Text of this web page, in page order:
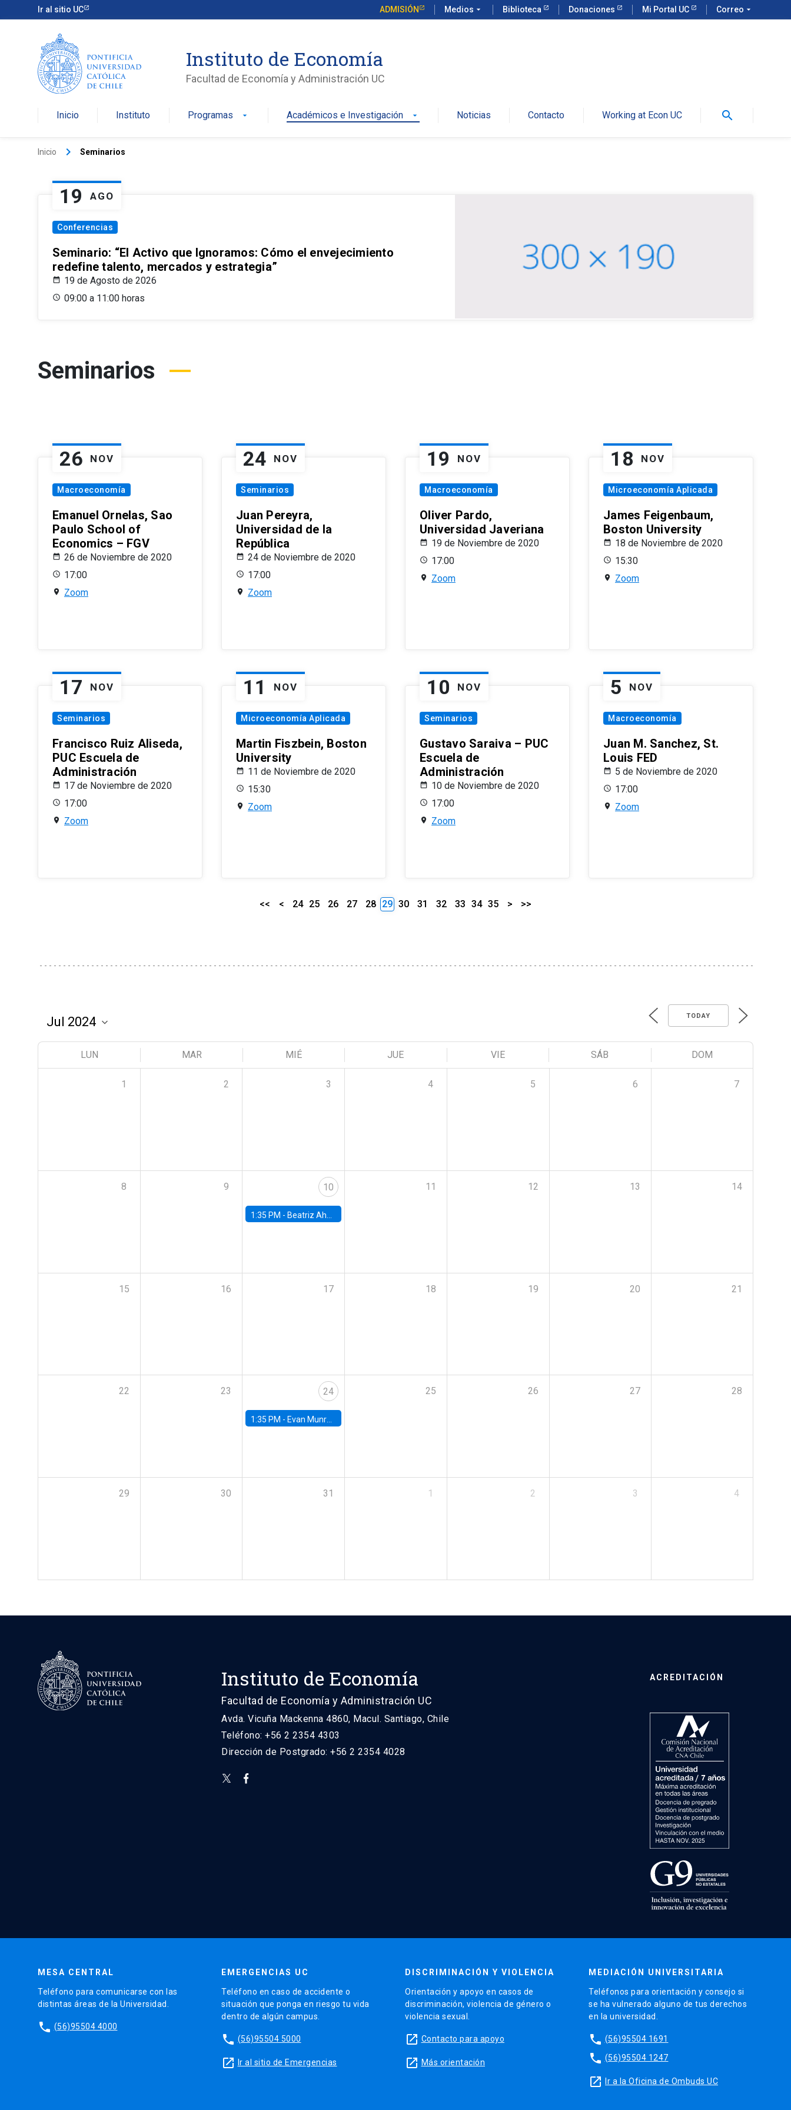
Ir al sitio UC ADMISIÓN Medios arrow_drop_down Biblioteca Donaciones Mi Portal UC Correo arrow_drop_down
Instituto de Economía
Facultad de Economía y Administración UC
Inicio Instituto Programas arrow_drop_down Académicos e Investigación arrow_drop_down Noticias Contacto Working at Econ UC search
Inicio keyboard_arrow_right Seminarios
19 AGO
Conferencias
Seminario: “El Activo que Ignoramos: Cómo el envejecimiento
redefine talento, mercados y estrategia”
19 de Agosto de 2026
09:00 a 11:00 horas
Seminarios
26 NOV
Macroeconomía
Emanuel Ornelas, Sao
Paulo School of
Economics – FGV
26 de Noviembre de 2020
17:00
Zoom
24 NOV
Seminarios
Juan Pereyra,
Universidad de la
República
24 de Noviembre de 2020
17:00
Zoom
19 NOV
Macroeconomía
Oliver Pardo,
Universidad Javeriana
19 de Noviembre de 2020
17:00
Zoom
18 NOV
Microeconomía Aplicada
James Feigenbaum,
Boston University
18 de Noviembre de 2020
15:30
Zoom
17 NOV
Seminarios
Francisco Ruiz Aliseda,
PUC Escuela de
Administración
17 de Noviembre de 2020
17:00
Zoom
11 NOV
Microeconomía Aplicada
Martin Fiszbein, Boston
University
11 de Noviembre de 2020
15:30
Zoom
10 NOV
Seminarios
Gustavo Saraiva – PUC
Escuela de
Administración
10 de Noviembre de 2020
17:00
Zoom
5 NOV
Macroeconomía
Juan M. Sanchez, St.
Louis FED
5 de Noviembre de 2020
17:00
Zoom
<< < 24 25 26 27 28 29 30 31 32 33 34 35 > >>
TODAY
LUN MAR MIÉ JUE VIE SÁB DOM
1 2 3 4 5 6 7
8 9 10
1:35 PM - Beatriz Ahumada, PhD candidate, Universidad de Pittsburgh
11 12 13 14
15 16 17 18 19 20 21
22 23 24
1:35 PM - Evan Munro, Neyman Visiting Assistant Professor in the Department of Statistics at UC Berkeley
25 26 27 28
29 30 31 1 2 3 4
Instituto de Economía
Facultad de Economía y Administración UC
Avda. Vicuña Mackenna 4860, Macul. Santiago, Chile
Teléfono: +56 2 2354 4303
Dirección de Postgrado: +56 2 2354 4028
ACREDITACIÓN
MESA CENTRAL
Teléfono para comunicarse con las
distintas áreas de la Universidad.
phone (56)95504 4000
EMERGENCIAS UC
Teléfono en caso de accidente o
situación que ponga en riesgo tu vida
dentro de algún campus.
phone (56)95504 5000
launch Ir al sitio de Emergencias
DISCRIMINACIÓN Y VIOLENCIA
Orientación y apoyo en casos de
discriminación, violencia de género o
violencia sexual.
launch Contacto para apoyo
launch Más orientación
MEDIACIÓN UNIVERSITARIA
Teléfonos para orientación y consejo si
se ha vulnerado alguno de tus derechos
en la universidad.
phone (56)95504 1691
phone (56)95504 1247
launch Ir a la Oficina de Ombuds UC